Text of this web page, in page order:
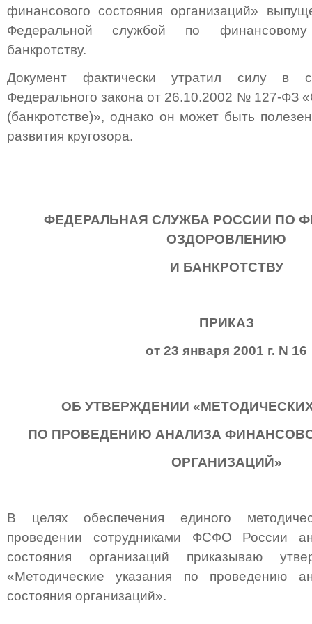
финансового состояния организаций»
Федеральной службой по
банкротству.
Документ фактически утратил силу в
Федерального закона от 26.10.2002 № 127-ФЗ
(банкротстве)», однако он может быть
развития кругозора.
ФЕДЕРАЛЬНАЯ СЛУЖБА РОССИИ ПО
ОЗДОРОВЛЕНИЮ
И БАНКРОТСТВУ
ПРИКАЗ
от 23 января 2001 г. N 16
ОБ УТВЕРЖДЕНИИ
ПО ПРОВЕДЕНИЮ АНАЛИЗА
ОРГАНИЗАЦИЙ»
В целях обеспечения единого
проведении сотрудниками ФСФО России
состояния организаций приказываю
«Методические указания по проведению
состояния организаций».